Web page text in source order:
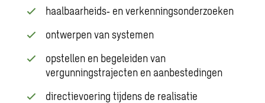
haalbaarheids‑ en verkenningsonderzoeken
ontwerpen van systemen
opstellen en begeleiden van
vergunningstrajecten en aanbestedingen
directievoering tijdens de realisatie